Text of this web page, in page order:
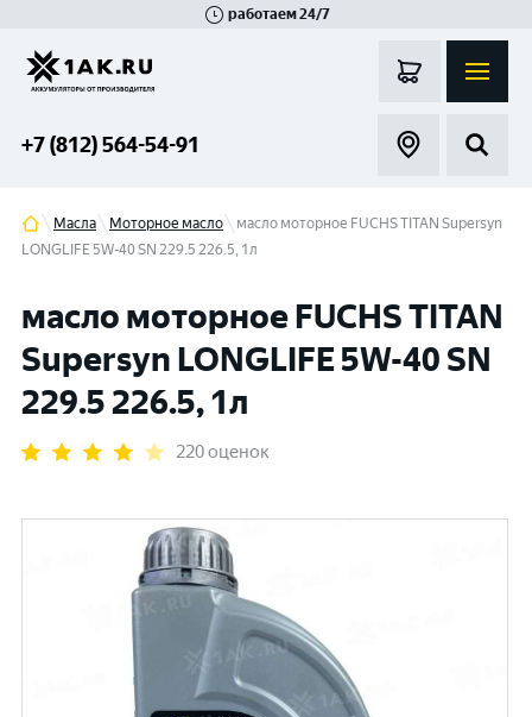
работаем 24/7
+7 (812) 564-54-91
Масла Моторное масло
масло моторное FUCHS TITAN Supersyn
LONGLIFE 5W-40 SN 229.5 226.5, 1л
масло моторное FUCHS TITAN
Supersyn LONGLIFE 5W-40 SN
229.5 226.5, 1л
220 оценок
Гатчина